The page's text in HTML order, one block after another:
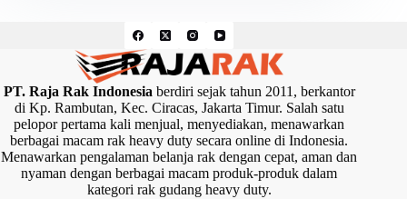
PT. Raja Rak Indonesiaberdiri sejak tahun 2011, berkantor
di Kp. Rambutan, Kec. Ciracas, Jakarta Timur. Salah satu
pelopor pertama kali menjual, menyediakan, menawarkan
berbagai macam rak heavy duty secara online di Indonesia.
Menawarkan pengalaman belanja rak dengan cepat, aman dan
nyaman dengan berbagai macam produk-produk dalam
kategori rak gudang heavy duty.